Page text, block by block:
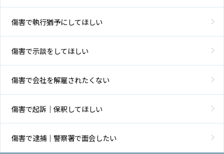
傷害で執行猶予にしてほしい
傷害で示談をしてほしい
傷害で会社を解雇されたくない
傷害で起訴｜保釈してほしい
傷害で逮捕｜警察署で面会したい